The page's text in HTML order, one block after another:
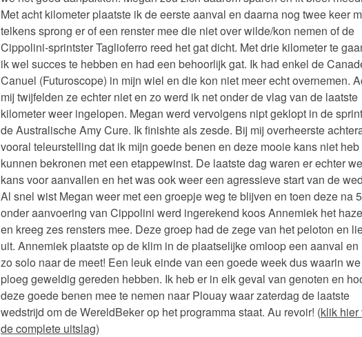
Met acht kilometer plaatste ik de eerste aanval en daarna nog twee keer
telkens sprong er of een renster mee die niet over wilde/kon nemen of de
Cippolini-sprintster Taglioferro reed het gat dicht. Met drie kilometer te
ik wel succes te hebben en had een behoorlijk gat. Ik had enkel de
Canuel (Futuroscope) in mijn wiel en die kon niet meer echt overnemen.
mij twijfelden ze echter niet en zo werd ik net onder de vlag van de laatste
kilometer weer ingelopen. Megan werd vervolgens nipt geklopt in de
de Australische Amy Cure. Ik finishte als zesde. Bij mij overheerste
vooral teleurstelling dat ik mijn goede benen en deze mooie kans niet heb
kunnen bekronen met een etappewinst. De laatste dag waren er echter
kans voor aanvallen en het was ook weer een agressieve start van de
Al snel wist Megan weer met een groepje weg te blijven en toen deze na
onder aanvoering van Cippolini werd ingerekend koos Annemiek het
en kreeg zes rensters mee. Deze groep had de zege van het peloton en
uit. Annemiek plaatste op de klim in de plaatselijke omloop een aanval en
zo solo naar de meet! Een leuk einde van een goede week dus waarin
ploeg geweldig gereden hebben. Ik heb er in elk geval van genoten en
deze goede benen mee te nemen naar Plouay waar zaterdag de laatste
wedstrijd om de WereldBeker op het programma staat. Au revoir! (klik hier
de complete uitslag)